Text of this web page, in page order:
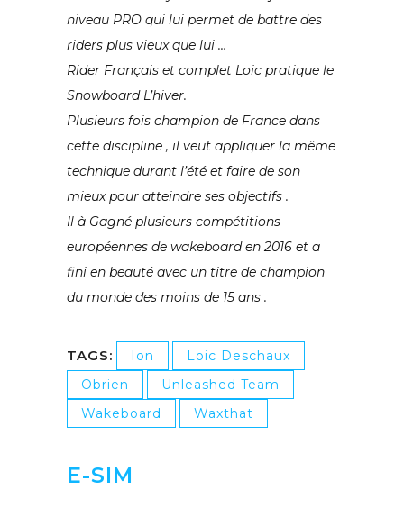
niveau PRO qui lui permet de battre des
riders plus vieux que lui …
Rider Français et complet Loic pratique le
Snowboard L’hiver.
Plusieurs fois champion de France dans
cette discipline , il veut appliquer la même
technique durant l’été et faire de son
mieux pour atteindre ses objectifs .
Il à Gagné plusieurs compétitions
européennes de wakeboard en 2016 et a
fini en beauté avec un titre de champion
du monde des moins de 15 ans .
TAGS: Ion
Loic Deschaux
Obrien
Unleashed Team
Wakeboard
Waxthat
E-SIM